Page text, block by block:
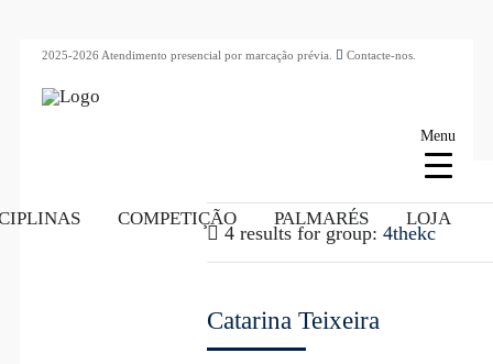
2025-2026 Atendimento presencial por marcação prévia. Contacte-nos.
COMPETIÇÃO PALMARÉS LOJA
4 results for group: 4thekc
Catarina Teixeira
Menu